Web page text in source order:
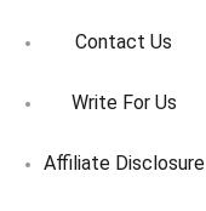
Contact Us
Write For Us
Affiliate Disclosure